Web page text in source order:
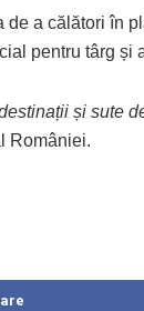
de a călători în
pentru târg și
și sute
României.